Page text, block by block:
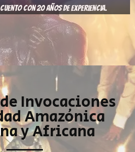
Cuento Con 20 Años De Experiencia.
Invocaciones
Amazónica
y Africana